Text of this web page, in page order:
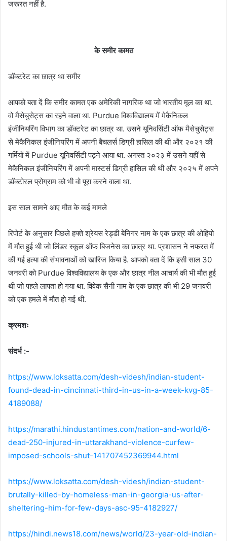
जरूरत नहीं है.
के समीर कामत
डॉक्टरेट का छात्र था समीर
आपको बता दें कि समीर कामत एक अमेरिकी नागरिक था जो भारतीय मूल का था.
वो मैसेचुसेट्स का रहने वाला था. Purdue विश्वविद्यालय में मेकैनिकल
इंजीनियरिंग विभाग का डॉक्टरेट का छात्र था. उसने यूनिवर्सिटी ऑफ मैसेचुसेट्स
से मेकैनिकल इंजीनियरिंग में अपनी बैचलर्स डिग्री हासिल की थी और २०२१ की
गर्मियों में Purdue यूनिवर्सिटी पढ़ने आया था. अगस्त २०२३ में उसने यहीं से
मेकैनिकल इंजीनियरिंग में अपनी मास्टर्स डिग्री हासिल की थी और २०२५ में अपने
डॉक्टोरल प्रोग्राम को भी वो पूरा करने वाला था.
इस साल सामने आए मौत के कई मामले
रिपोर्ट के अनुसार पिछले हफ्ते श्रेयस रेड्डी बेनिगर नाम के एक छात्र की ओहियो
में मौत हुई थी जो लिंडर स्कूल ऑफ बिजनेस का छात्र था. प्रशासन ने नफरत में
की गई हत्या की संभावनाओं को खारिज किया है. आपको बता दें कि इसी साल 30
जनवरी को Purdue विश्वविद्यालय के एक और छात्र नील आचार्य की भी मौत हुई
थी जो पहले लापता हो गया था. विवेक सैनी नाम के एक छात्र की भी 29 जनवरी
को एक हमले में मौत हो गई थी.
क्रमशः
संदर्भ :-
https://www.loksatta.com/desh-videsh/indian-student-
found-dead-in-cincinnati-third-in-us-in-a-week-kvg-85-
4189088/
https://marathi.hindustantimes.com/nation-and-world/6-
dead-250-injured-in-uttarakhand-violence-curfew-
imposed-schools-shut-141707452369944.html
https://www.loksatta.com/desh-videsh/indian-student-
brutally-killed-by-homeless-man-in-georgia-us-after-
sheltering-him-for-few-days-asc-95-4182927/
https://hindi.news18.com/news/world/23-year-old-indian-